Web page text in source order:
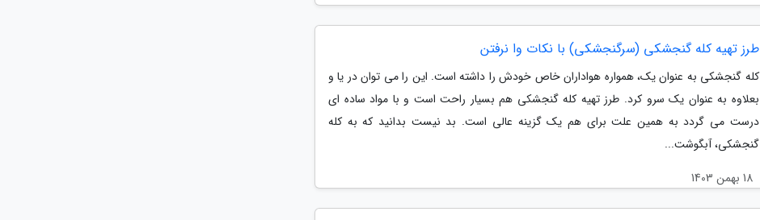
طرز تهیه کله گنجشکی (سرگنجشکی) با نکات وا نرفتن
کله گنجشکی به عنوان یک، همواره هواداران خاص خودش را داشته است. این را می توان در یا و
بعلاوه به عنوان یک سرو کرد. طرز تهیه کله گنجشکی هم بسیار راحت است و با مواد ساده ای
درست می گردد به همین علت برای هم یک گزینه عالی است. بد نیست بدانید که به کله
گنجشکی، آبگوشت...
18 بهمن 1403